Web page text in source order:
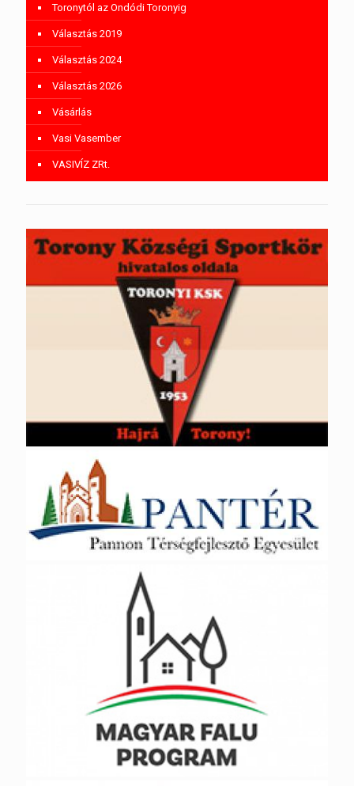
Toronytól az Ondódi Toronyig
Választás 2019
Választás 2024
Választás 2026
Vásárlás
Vasi Vasember
VASIVÍZ ZRt.